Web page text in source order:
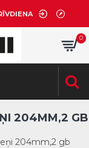
0
204mm,2 gb
204MM,2 GB